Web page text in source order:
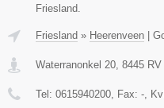
Friesland.
Friesland » Heerenveen
Waterranonkel 20 8445 RV
Tel: 0615940200 , Fax: - ,